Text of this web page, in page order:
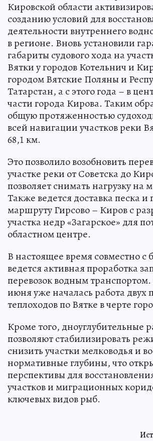
Кировской области
созданию условий для
деятельности внутреннего
в регионе. Вновь установили
габариты судового хода на
Вятки у городов Котельнич и
городом Вятские Поляны и
Татарстан, а с этого года – в
части города Кирова. Таким
общую протяженностью
всей навигации участков реки
68,1 км.
Это позволило возобновить
участке реки от Советска до
позволяет снимать нагрузку на
Также ведется доставка песка и
маршруту Гирсово – Киров с
участка недр «Загарское» для
областном центре.
В настоящее время совместно с
ведется активная проработка
перевозок водным
июня уже началась работа двух
теплоходов по Вятке в черте
Кроме того, дноуглубительные
позволяют стабилизировать
снизить участки мелководья и
нормативные глубины, что
перспективы для
участков и миграционных
ключевых видов рыб.